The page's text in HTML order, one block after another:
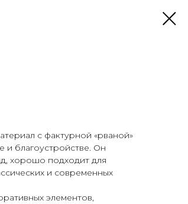
с фактурной «рваной»
и благоустройстве. Он
хорошо подходит для
и современных
элементов,